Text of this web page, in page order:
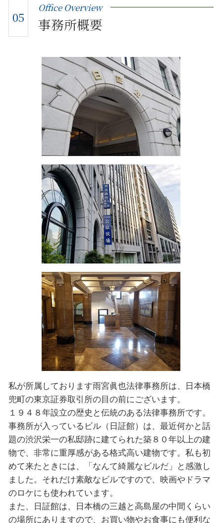
05
Office Overview
事務所概要
私が所属しております雨宮眞也法律事務所は、日本橋
兜町の東京証券取引所の目の前にございます。
１９４８年設⽴の歴史と伝統のある法律事務所です。
事務所が入っているビル（日証館）は、最近何かと話
題の渋沢栄一の私邸跡に建てられた築８０年以上の建
物で、非常に重厚感がある格式高い建物です。私も初
めて来たときには、「なんて綺麗なビルだ」と感激し
ました。それだけ素敵なビルですので、映画やドラマ
のロケにも使われています。
また、日証館は、日本橋の三越と高島屋の中間くらい
の場所にありますので、お買い物やお食事にも便利な